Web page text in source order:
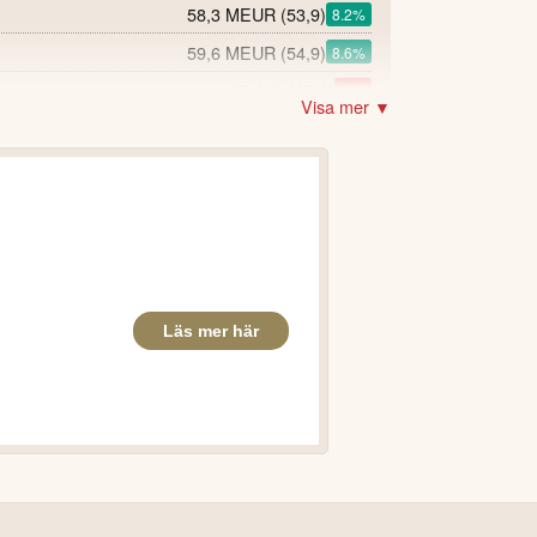
58,3 MEUR (53,9) 8.2%
59,6 MEUR (54,9) 8.6%
0,69 EUR(0,61)
jämfört med Q2 2025.
Visa mer ▼